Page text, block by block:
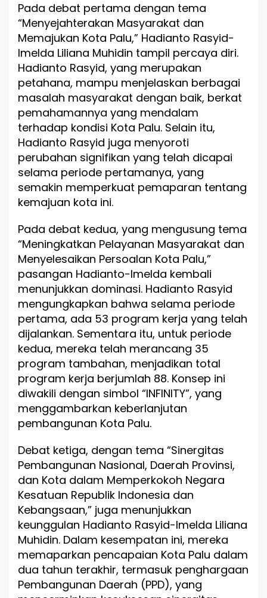
u
h
i
n
K
a
s
a
S
e
t
a
e
a
D
e
b
a
t
P
e
m
i
l
i
a
n
W
K
o
t
a
P
a
u
Pada debat pertama dengan tema
“Menyejahterakan Masyarakat dan
Memajukan Kota Palu,” Hadianto Rasyid-
Imelda Liliana Muhidin tampil percaya diri.
Hadianto Rasyid, yang merupakan
petahana, mampu menjelaskan berbagai
masalah masyarakat dengan baik, berkat
pemahamannya yang mendalam
terhadap kondisi Kota Palu. Selain itu,
Hadianto Rasyid juga menyoroti
perubahan signifikan yang telah dicapai
selama periode pertamanya, yang
semakin memperkuat pemaparan tentang
kemajuan kota ini.
Pada debat kedua, yang mengusung tema
“Meningkatkan Pelayanan Masyarakat dan
Menyelesaikan Persoalan Kota Palu,”
pasangan Hadianto-Imelda kembali
menunjukkan dominasi. Hadianto Rasyid
mengungkapkan bahwa selama periode
pertama, ada 53 program kerja yang telah
dijalankan. Sementara itu, untuk periode
kedua, mereka telah merancang 35
program tambahan, menjadikan total
program kerja berjumlah 88. Konsep ini
diwakili dengan simbol “INFINITY”, yang
menggambarkan keberlanjutan
pembangunan Kota Palu.
Debat ketiga, dengan tema “Sinergitas
Pembangunan Nasional, Daerah Provinsi,
dan Kota dalam Memperkokoh Negara
Kesatuan Republik Indonesia dan
Kebangsaan,” juga menunjukkan
keunggulan Hadianto Rasyid-Imelda Liliana
Muhidin. Dalam kesempatan ini, mereka
memaparkan pencapaian Kota Palu dalam
dua tahun terakhir, termasuk penghargaan
Pembangunan Daerah (PPD), yang